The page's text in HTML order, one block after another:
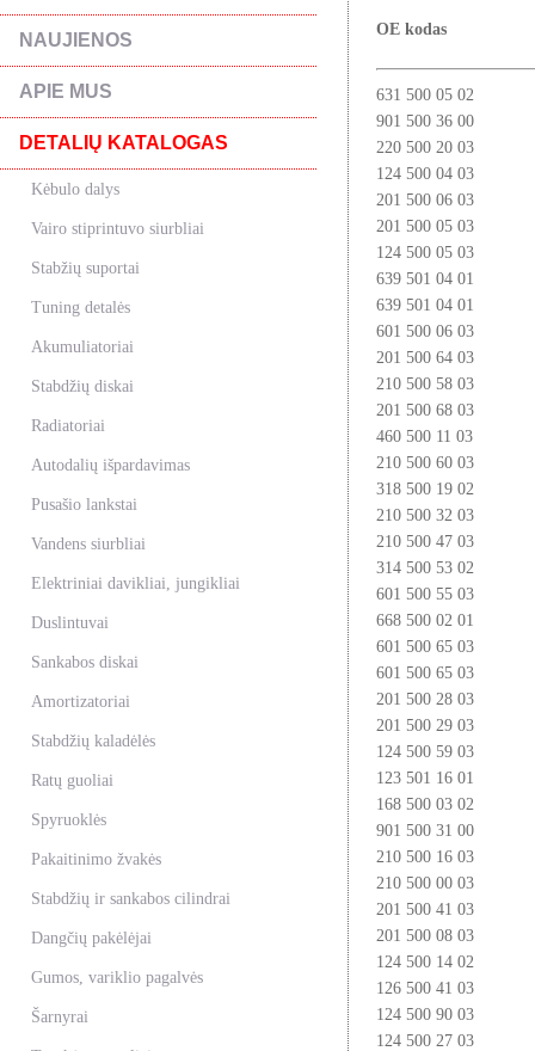
NAUJIENOS
APIE MUS
DETALIŲ KATALOGAS
Kėbulo dalys
Vairo stiprintuvo siurbliai
Stabžių suportai
Tuning detalės
Akumuliatoriai
Stabdžių diskai
Radiatoriai
Autodalių išpardavimas
Pusašio lankstai
Vandens siurbliai
Elektriniai davikliai, jungikliai
Duslintuvai
Sankabos diskai
Amortizatoriai
Stabdžių kaladėlės
Ratų guoliai
Spyruoklės
Pakaitinimo žvakės
Stabdžių ir sankabos cilindrai
Dangčių pakėlėjai
Gumos, variklio pagalvės
Šarnyrai
OE kodas
631 500 05 02
901 500 36 00
220 500 20 03
124 500 04 03
201 500 06 03
201 500 05 03
124 500 05 03
639 501 04 01
639 501 04 01
601 500 06 03
201 500 64 03
210 500 58 03
201 500 68 03
460 500 11 03
210 500 60 03
318 500 19 02
210 500 32 03
210 500 47 03
314 500 53 02
601 500 55 03
668 500 02 01
601 500 65 03
601 500 65 03
201 500 28 03
201 500 29 03
124 500 59 03
123 501 16 01
168 500 03 02
901 500 31 00
210 500 16 03
210 500 00 03
201 500 41 03
201 500 08 03
124 500 14 02
126 500 41 03
124 500 90 03
124 500 27 03